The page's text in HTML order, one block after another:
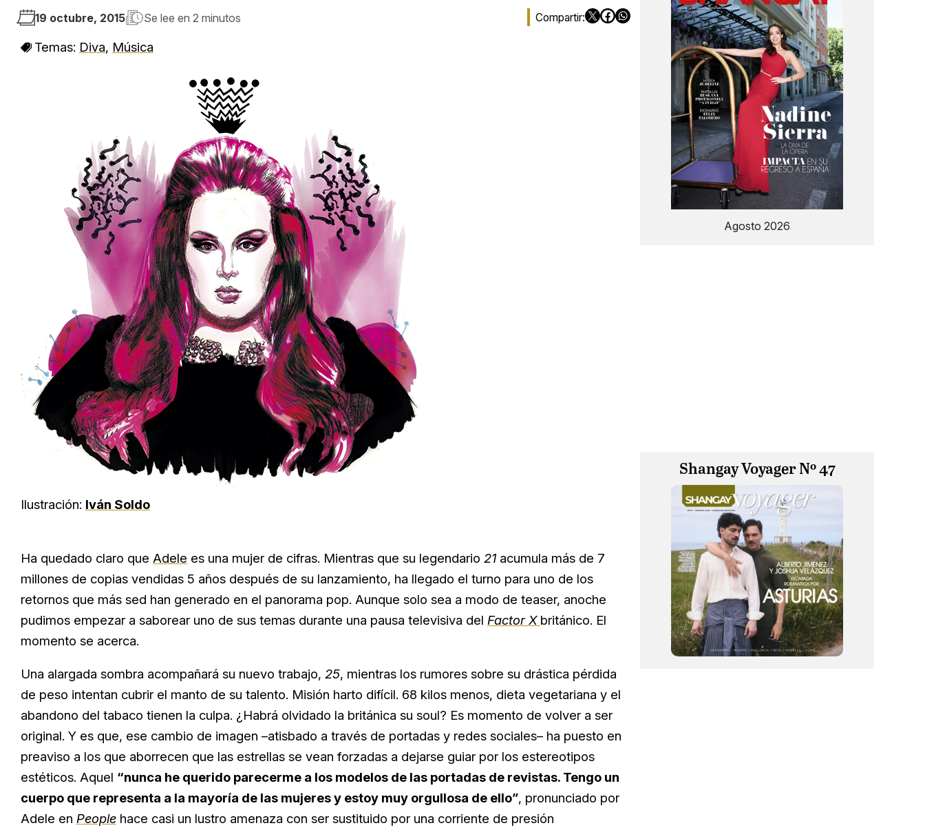
19 octubre, 2015 Se lee en 2 minutos
Temas: Diva, Música
Ilustración: Iván Soldo
Ha quedado claro que Adele es una mujer de cifras. Mientras que su legendario 21acumula más de 7
millones de copias vendidas 5 años después de su lanzamiento, ha llegado el turno para uno de los
retornos que más sed han generado en el panorama pop. Aunque solo sea a modo de teaser, anoche
pudimos empezar a saborear uno de sus temas durante una pausa televisiva del Factor X británico. El
momento se acerca.
Una alargada sombra acompañará su nuevo trabajo, 25, mientras los rumores sobre su drástica pérdida
de peso intentan cubrir el manto de su talento. Misión harto difícil. 68 kilos menos, dieta vegetariana y el
abandono del tabaco tienen la culpa. ¿Habrá olvidado la británica su soul? Es momento de volver a ser
original. Y es que, ese cambio de imagen –atisbado a través de portadas y redes sociales– ha puesto en
preaviso a los que aborrecen que las estrellas se vean forzadas a dejarse guiar por los estereotipos
estéticos. Aquel “nunca he querido parecerme a los modelos de las portadas de revistas. Tengo un
cuerpo que representa a la mayoría de las mujeres y estoy muy orgullosa de ello”, pronunciado por
Adele en People hace casi un lustro amenaza con ser sustituido por una corriente de presión
Agosto 2026
Shangay Voyager Nº 47